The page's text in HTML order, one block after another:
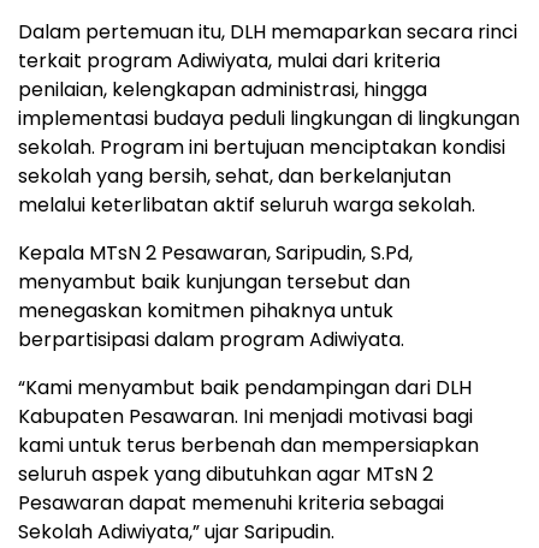
Dalam pertemuan itu, DLH memaparkan secara rinci
terkait program Adiwiyata, mulai dari kriteria
penilaian, kelengkapan administrasi, hingga
implementasi budaya peduli lingkungan di lingkungan
sekolah. Program ini bertujuan menciptakan kondisi
sekolah yang bersih, sehat, dan berkelanjutan
melalui keterlibatan aktif seluruh warga sekolah.
Kepala MTsN 2 Pesawaran, Saripudin, S.Pd,
menyambut baik kunjungan tersebut dan
menegaskan komitmen pihaknya untuk
berpartisipasi dalam program Adiwiyata.
“Kami menyambut baik pendampingan dari DLH
Kabupaten Pesawaran. Ini menjadi motivasi bagi
kami untuk terus berbenah dan mempersiapkan
seluruh aspek yang dibutuhkan agar MTsN 2
Pesawaran dapat memenuhi kriteria sebagai
Sekolah Adiwiyata,” ujar Saripudin.